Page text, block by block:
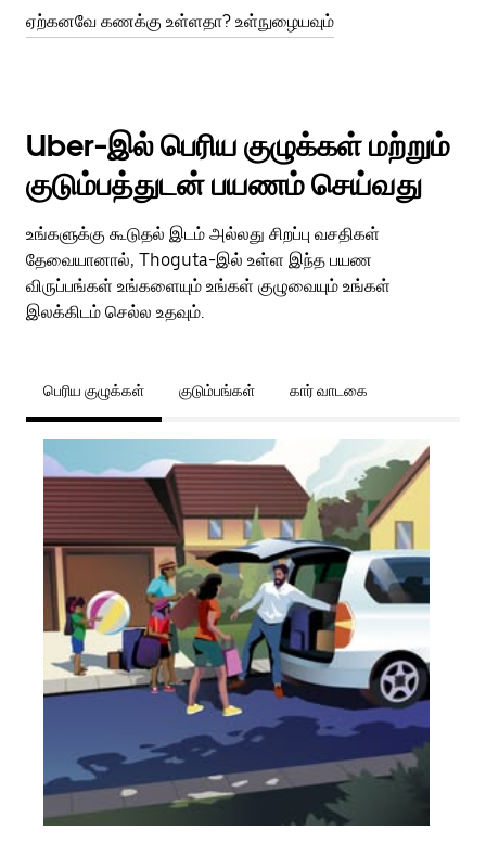
ஏற்கனவே கணக்கு உள்ளதா? உள்நுழையவும்
Uber-இல் பெரிய குழுக்கள் மற்றும்
குடும்பத்துடன் பயணம் செய்வது
உங்களுக்கு கூடுதல் இடம் அல்லது சிறப்பு வசதிகள்
தேவையானால், Thoguta-இல் உள்ள இந்த பயண
விருப்பங்கள் உங்களையும் உங்கள் குழுவையும் உங்கள்
இலக்கிடம் செல்ல உதவும்.
பெரிய குழுக்கள் குடும்பங்கள் கார் வாடகை